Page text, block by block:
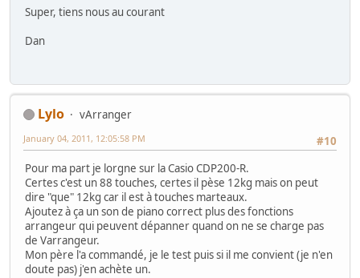
Super, tiens nous au courant
Dan
Lylo
vArranger
#10
January 04, 2011, 12:05:58 PM
Pour ma part je lorgne sur la Casio CDP200-R.
Certes c'est un 88 touches, certes il pèse 12kg mais on peut
dire "que" 12kg car il est à touches marteaux.
Ajoutez à ça un son de piano correct plus des fonctions
arrangeur qui peuvent dépanner quand on ne se charge pas
de Varrangeur.
Mon père l'a commandé, je le test puis si il me convient (je n'en
doute pas) j'en achète un.